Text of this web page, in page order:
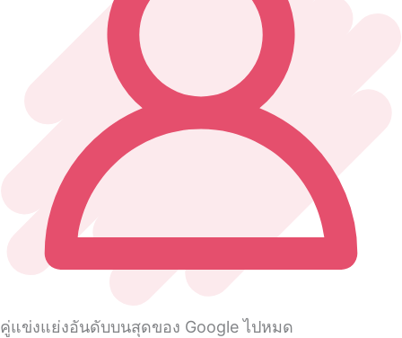
คู่แข่งแย่งอันดับบนสุดของ Google ไปหมด